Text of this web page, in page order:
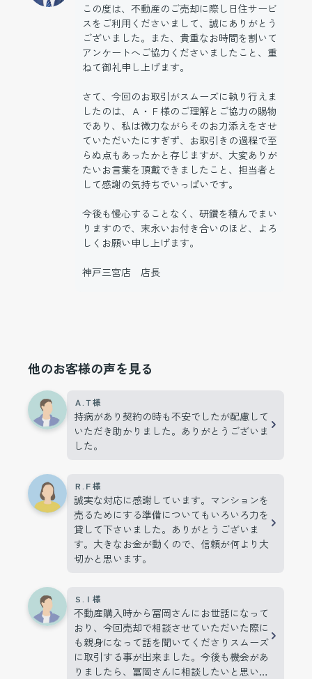
この度は、不動産のご売却に際し日住サービ
スをご利用くださいまして、誠にありがとう
ございました。また、貴重なお時間を割いて
アンケートへご協力くださいましたこと、重
ねて御礼申し上げます。
さて、今回のお取引がスムーズに執り行えま
したのは、Ａ・Ｆ様のご理解とご協力の賜物
であり、私は微力ながらそのお力添えをさせ
ていただいたにすぎず、お取引きの過程で至
らぬ点もあったかと存じますが、大変ありが
たいお言葉を頂戴できましたこと、担当者と
して感謝の気持ちでいっぱいです。
今後も慢心することなく、研鑽を積んでまい
りますので、末永いお付き合いのほど、よろ
しくお願い申し上げます。
神戸三宮店 店長
他のお客様の声を見る
Ａ.Ｔ様
持病があり契約の時も不安でしたが配慮して
いただき助かりました。ありがとうございま
した。
Ｒ.Ｆ様
誠実な対応に感謝しています。マンションを
売るためにする準備についてもいろいろ力を
貸して下さいました。ありがとうございま
す。大きなお金が動くので、信頼が何より大
切かと思います。
Ｓ.Ｉ様
不動産購入時から冨岡さんにお世話になって
おり、今回売却で相談させていただいた際に
も親身になって話を聞いてくださりスムーズ
に取引する事が出来ました。今後も機会があ
りましたら、冨岡さんに相談したいと思いま